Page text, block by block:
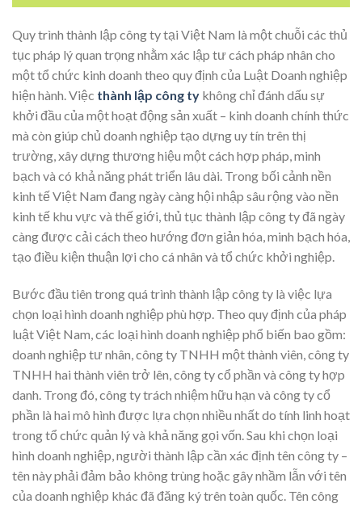
Quy trình thành lập công ty tại Việt Nam là một chuỗi các thủ
tục pháp lý quan trọng nhằm xác lập tư cách pháp nhân cho
một tổ chức kinh doanh theo quy định của Luật Doanh nghiệp
hiện hành. Việc thành lập công ty không chỉ đánh dấu sự
khởi đầu của một hoạt động sản xuất – kinh doanh chính thức
mà còn giúp chủ doanh nghiệp tạo dựng uy tín trên thị
trường, xây dựng thương hiệu một cách hợp pháp, minh
bạch và có khả năng phát triển lâu dài. Trong bối cảnh nền
kinh tế Việt Nam đang ngày càng hội nhập sâu rộng vào nền
kinh tế khu vực và thế giới, thủ tục thành lập công ty đã ngày
càng được cải cách theo hướng đơn giản hóa, minh bạch hóa,
tạo điều kiện thuận lợi cho cá nhân và tổ chức khởi nghiệp.
Bước đầu tiên trong quá trình thành lập công ty là việc lựa
chọn loại hình doanh nghiệp phù hợp. Theo quy định của pháp
luật Việt Nam, các loại hình doanh nghiệp phổ biến bao gồm:
doanh nghiệp tư nhân, công ty TNHH một thành viên, công ty
TNHH hai thành viên trở lên, công ty cổ phần và công ty hợp
danh. Trong đó, công ty trách nhiệm hữu hạn và công ty cổ
phần là hai mô hình được lựa chọn nhiều nhất do tính linh hoạt
trong tổ chức quản lý và khả năng gọi vốn. Sau khi chọn loại
hình doanh nghiệp, người thành lập cần xác định tên công ty –
tên này phải đảm bảo không trùng hoặc gây nhầm lẫn với tên
của doanh nghiệp khác đã đăng ký trên toàn quốc. Tên công